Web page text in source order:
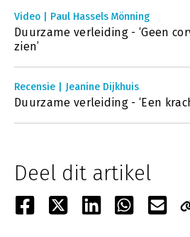
Video | Paul Hassels Mönning
Duurzame verleiding - ‘Geen
zien’
Recensie | Jeanine Dijkhuis
Duurzame verleiding - ‘Een
Deel dit artikel